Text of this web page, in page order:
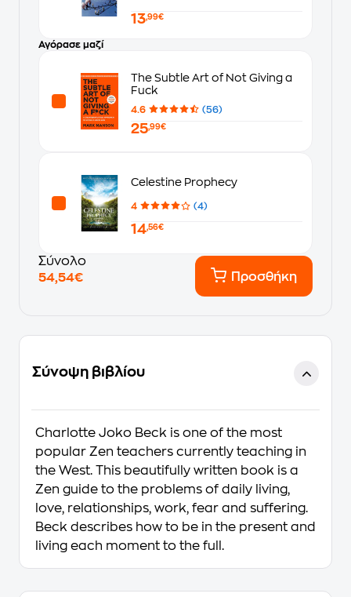
13,99€
Αγόρασε μαζί
The Subtle Art of Not Giving a
Fuck
4.6 (56)
25,99€
Celestine Prophecy
4 (4)
14,56€
Σύνολο
54,54€
Προσθήκη
Σύνοψη βιβλίου
Charlotte Joko Beck is one of the most
popular Zen teachers currently teaching in
the West. This beautifully written book is a
Zen guide to the problems of daily living,
love, relationships, work, fear and suffering.
Beck describes how to be in the present and
living each moment to the full.